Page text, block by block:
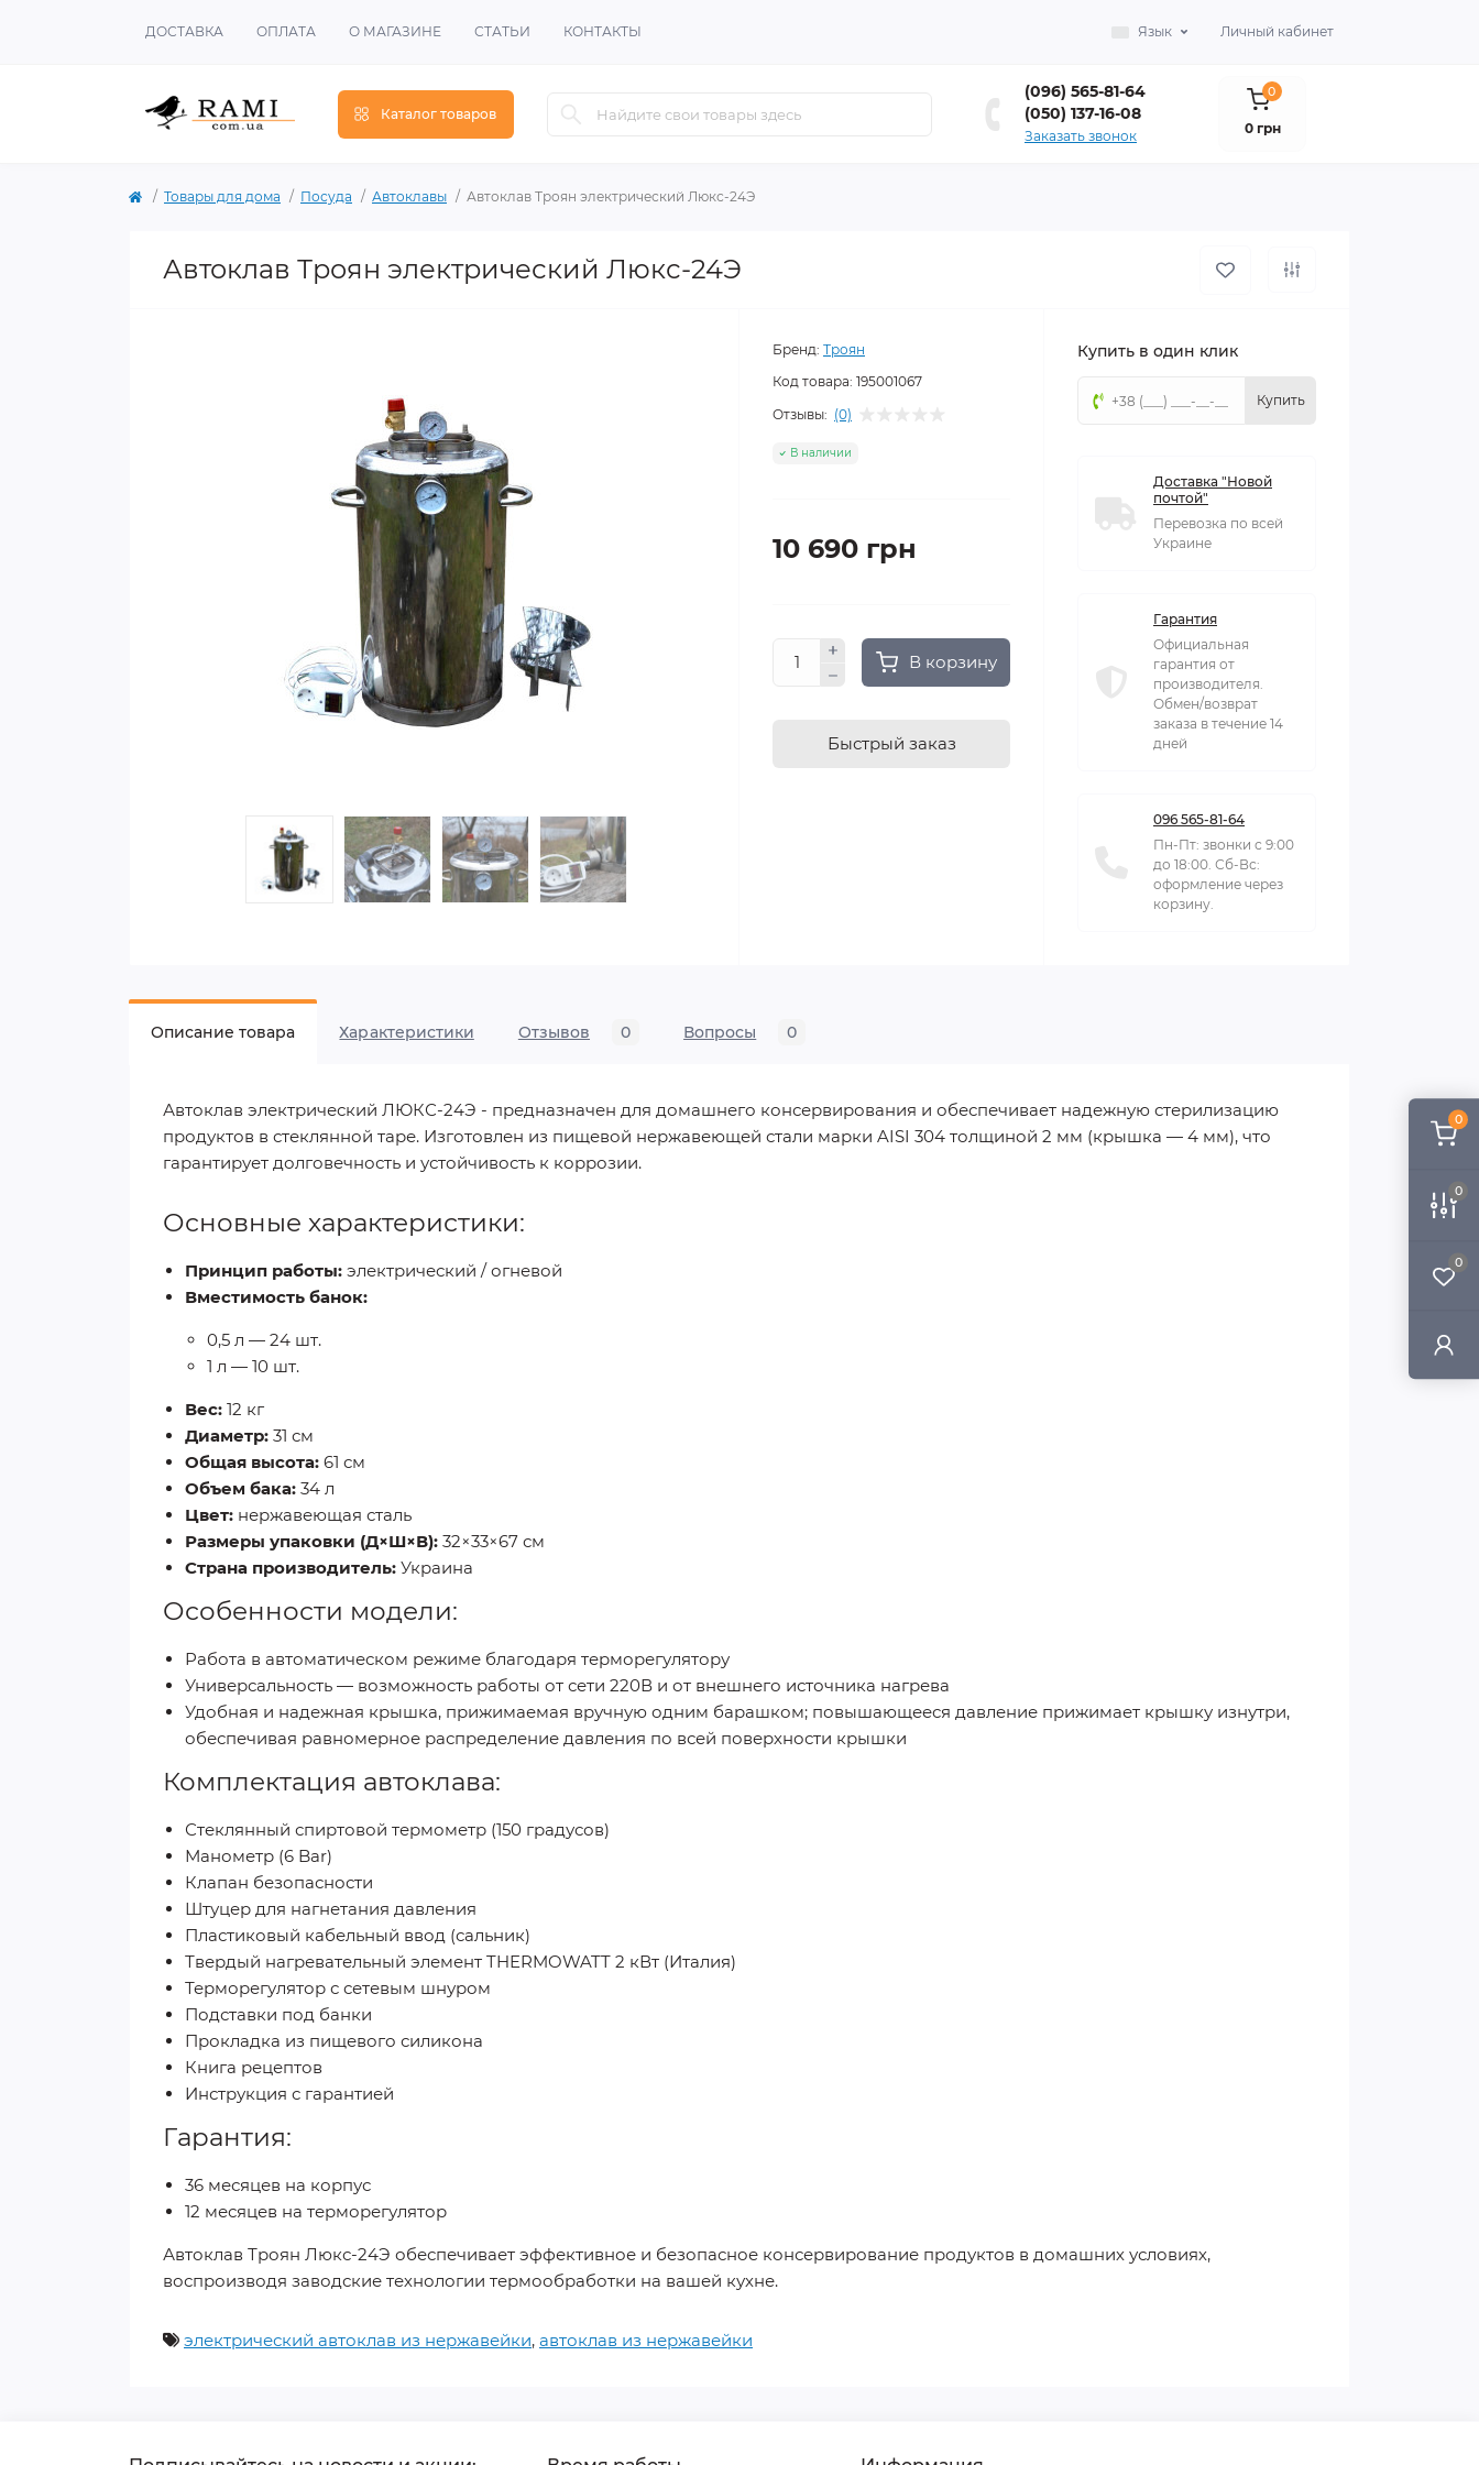
0
0
0
ДОСТАВКА ОПЛАТА О МАГАЗИНЕ СТАТЬИ КОНТАКТЫ Язык Личный кабинет
Каталог товаров
(096) 565-81-64
(050) 137-16-08
Заказать звонок
0
0 грн
Товары для дома Посуда Автоклавы Автоклав Троян электрический Люкс-24Э
Автоклав Троян электрический Люкс-24Э
Бренд: Троян
Код товара: 195001067
Отзывы: (0)
В наличии
10 690 грн
В корзину
Быстрый заказ
Купить в один клик
Купить
Доставка "Новой
почтой"
Перевозка по всей
Украине
Гарантия
Официальная
гарантия от
производителя.
Обмен/возврат
заказа в течение 14
дней
096 565-81-64
Пн-Пт: звонки с 9:00
до 18:00. Сб-Вс:
оформление через
корзину.
Описание товара Характеристики Отзывов 0 Вопросы 0
Автоклав электрический ЛЮКС-24Э - предназначен для домашнего консервирования и обеспечивает надежную стерилизацию
продуктов в стеклянной таре. Изготовлен из пищевой нержавеющей стали марки AISI 304 толщиной 2 мм (крышка — 4 мм), что
гарантирует долговечность и устойчивость к коррозии.
Основные характеристики:
Принцип работы: электрический / огневой
Вместимость банок:
0,5 л — 24 шт.
1 л — 10 шт.
Вес: 12 кг
Диаметр: 31 см
Общая высота: 61 см
Объем бака: 34 л
Цвет: нержавеющая сталь
Размеры упаковки (Д×Ш×В): 32×33×67 см
Страна производитель: Украина
Особенности модели:
Работа в автоматическом режиме благодаря терморегулятору
Универсальность — возможность работы от сети 220В и от внешнего источника нагрева
Удобная и надежная крышка, прижимаемая вручную одним барашком; повышающееся давление прижимает крышку изнутри,
обеспечивая равномерное распределение давления по всей поверхности крышки
Комплектация автоклава:
Стеклянный спиртовой термометр (150 градусов)
Манометр (6 Bar)
Клапан безопасности
Штуцер для нагнетания давления
Пластиковый кабельный ввод (сальник)
Твердый нагревательный элемент THERMOWATT 2 кВт (Италия)
Терморегулятор с сетевым шнуром
Подставки под банки
Прокладка из пищевого силикона
Книга рецептов
Инструкция с гарантией
Гарантия:
36 месяцев на корпус
12 месяцев на терморегулятор
Автоклав Троян Люкс-24Э обеспечивает эффективное и безопасное консервирование продуктов в домашних условиях,
воспроизводя заводские технологии термообработки на вашей кухне.
электрический автоклав из нержавейки, автоклав из нержавейки